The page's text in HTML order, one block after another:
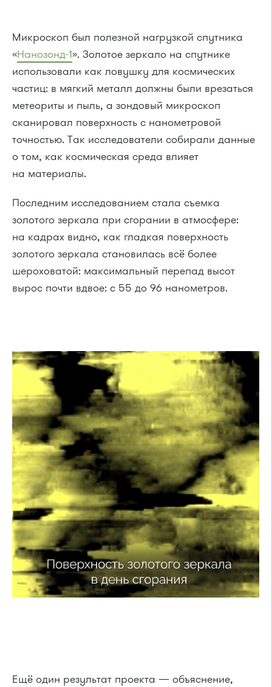
Микроскоп был полезной нагрузкой спутника
«Нанозонд-1». Золотое зеркало на спутнике
использовали как ловушку для космических
частиц: в мягкий металл должны были врезаться
метеориты и пыль, а зондовый микроскоп
сканировал поверхность с нанометровой
точностью. Так исследователи собирали данные
о том, как космическая среда влияет
на материалы.
Последним исследованием стала съемка
золотого зеркала при сгорании в атмосфере:
на кадрах видно, как гладкая поверхность
золотого зеркала становилась всё более
шероховатой: максимальный перепад высот
вырос почти вдвое: с 55 до 96 нанометров.
Ещё один результат проекта — объяснение,